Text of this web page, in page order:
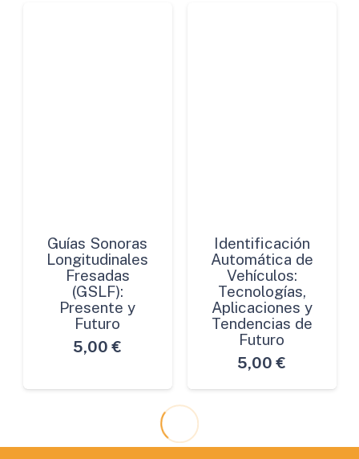
Guías Sonoras
Longitudinales
Fresadas
(GSLF):
Presente y
Futuro
5,00 €
Identificación
Automática de
Vehículos:
Tecnologías,
Aplicaciones y
Tendencias de
Futuro
5,00 €